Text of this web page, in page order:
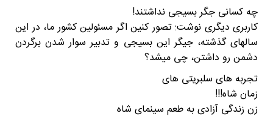
چه کسانی جگر بسیجی نداشتند!
کاربری دیگری نوشت: تصور کنین اگر مسئولین کشور ما، در این
سالهای گذشته، جیگر این بسیجی و تدبیر سوار شدن برگردن
دشمن رو داشتن، چی میشد؟
تجربه های سلبریتی های
زمان شاه!!!
زن زندگی آزادی به طعم سینمای شاه